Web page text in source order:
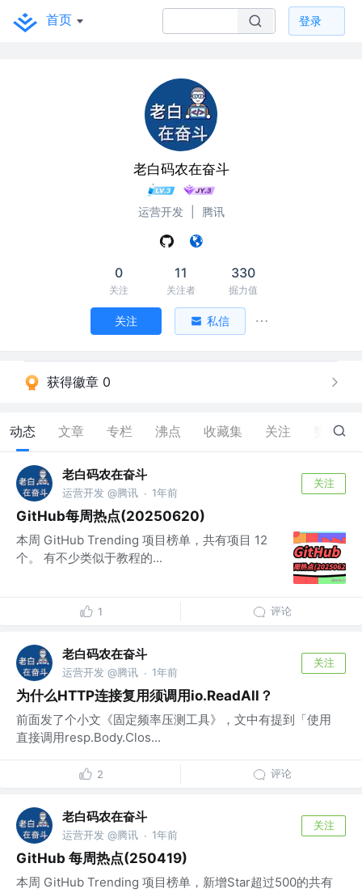
首页 登录
老白码农在奋斗
运营开发 腾讯
0
关注
11
关注者
330
掘力值
关注 私信
获得徽章 0
动态 文章 专栏 沸点 收藏集 关注 7
老白码农在奋斗
运营开发 @腾讯 · 1年前
关注
GitHub每周热点(20250620)
本周 GitHub Trending 项目榜单，共有项目 12
个。 有不少类似于教程的...
1 评论
老白码农在奋斗
运营开发 @腾讯 · 1年前
关注
为什么HTTP连接复用须调用io.ReadAll？
前面发了个小文《固定频率压测工具》，文中有提到「使用
直接调用resp.Body.Clos...
2 评论
老白码农在奋斗
运营开发 @腾讯 · 1年前
关注
GitHub 每周热点(250419)
本周 GitHub Trending 项目榜单，新增Star超过500的共有